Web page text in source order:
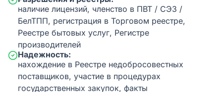
наличие лицензий, членство в ПВТ / СЭЗ /
БелТПП, регистрация в Торговом реестре,
Реестре бытовых услуг, Регистре
производителей
Надежность:
нахождение в Реестре недобросовестных
поставщиков, участие в процедурах
государственных закупок, факты